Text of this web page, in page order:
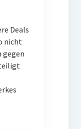
Deals
nicht
gegen